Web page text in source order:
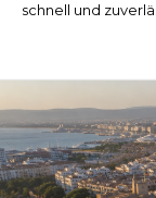
schnell und